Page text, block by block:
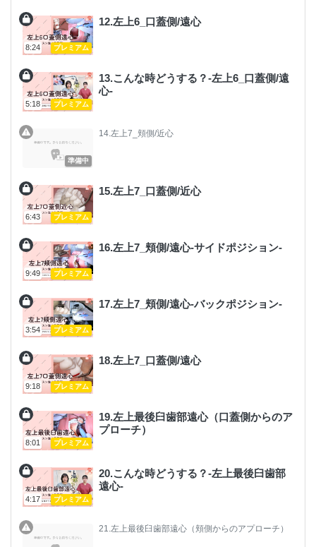
8:24 プレミアム
12.左上6_口蓋側/遠心
5:18 プレミアム
13.こんな時どうする？-左上6_口蓋側/遠
心-
準備中
14.左上7_頬側/近心
6:43 プレミアム
15.左上7_口蓋側/近心
9:49 プレミアム
16.左上7_頬側/遠心-サイドポジション-
3:54 プレミアム
17.左上7_頬側/遠心-バックポジション-
9:18 プレミアム
18.左上7_口蓋側/遠心
8:01 プレミアム
19.左上最後臼歯部遠心（口蓋側からのア
プローチ）
4:17 プレミアム
20.こんな時どうする？-左上最後臼歯部
遠心-
21.左上最後臼歯部遠心（頬側からのアプローチ）